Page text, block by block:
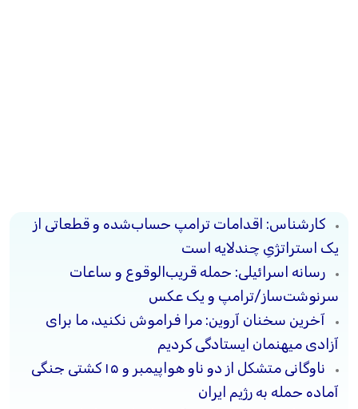
کارشناس: اقدامات ترامپ حساب‌شده و قطعاتی از
یک استراتژیِ چندلایه است
رسانه‌ اسرائیلی: حمله‌ قریب‌الوقوع و ساعات
سرنوشت‌ساز/ترامپ و یک عکس
آخرین سخنان آروین: مرا فراموش نکنید، ما برای
آزادی میهنمان ایستادگی کردیم
ناوگانی متشکل از دو ناو هواپیمبر و ۱۵ کشتی جنگی
آماده حمله به رژیم ایران